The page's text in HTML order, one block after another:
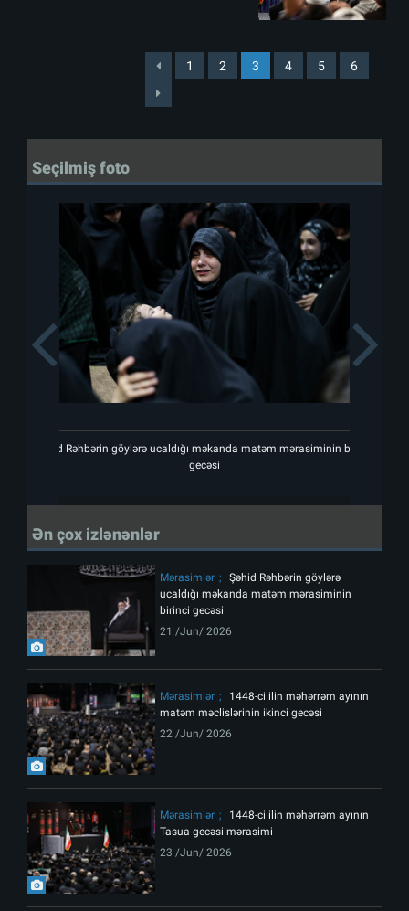
1 2 3 4 5 6
Seçilmiş foto
Şəhid Rəhbərin göylərə ucaldığı məkanda matəm mərasiminin birinci
gecəsi
Previous
Ən çox izlənənlər
Mərasimlər
Şəhid Rəhbərin göylərə
ucaldığı məkanda matəm mərasiminin
birinci gecəsi
21 /Jun/ 2026
Mərasimlər
1448-ci ilin məhərrəm ayının
matəm məclislərinin ikinci gecəsi
22 /Jun/ 2026
Mərasimlər
1448-ci ilin məhərrəm ayının
Tasua gecəsi mərasimi
23 /Jun/ 2026